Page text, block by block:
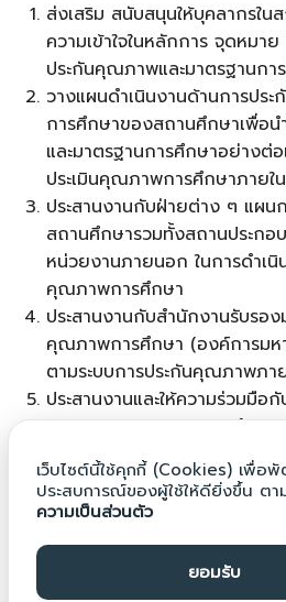
ส่งเสริม สนับสนุนให้บุคลากรใน
ความเข้าใจในหลักการ จุดหมา
ประกันคุณภาพและมาตรฐานกา
วางแผนดำเนินงานด้านการปร
การศึกษาของสถานศึกษาเพื่อ
และมาตรฐานการศึกษาอย่างต่
ประเมินคุณภาพการศึกษาภายใ
ประสานงานกับฝ่ายต่าง ๆ แผน
สถานศึกษารวมทั้งสถานประก
หน่วยงานภายนอก ในการดำเนิ
คุณภาพการศึกษา
ประสานงานกับสำนักงานรับรอง
คุณภาพการศึกษา (องค์การมห
ตามระบบการประกันคุณภาพภ
ประสานงานและให้ความร่วมมื
ภายในและภายนอกสถานศึกษา
จัดทำปฏิทินการปฏิบัติงาน เสน
ปฏิบัติงานตามลำดับขั้น
ดูแล บำรุงรักษา และรับผิดชอ
ปฏิบัติงานอื่นตามที่ได้รับมอบหมา
เว็บไซต์นี้ใช้คุกกี้ (Cookies) เพื่อ
ประสบการณ์ของผู้ใช้ให้ดียิ่งขึ้น ตา
ความเป็นส่วนตัว
ยอมรับ